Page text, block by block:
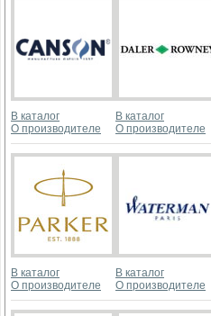
В каталог
О производителе
В каталог
О производителе
В каталог
О производителе
В каталог
О производителе